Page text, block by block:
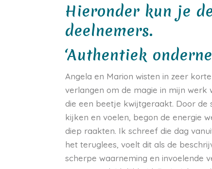
Hieronder kun je
deelnemers.
‘Authentiek
Angela en Marion wisten in zeer
verlangen om de magie in mijn werk
die een beetje kwijtgeraakt. Door de
kijken en voelen, begon de energie
diep raakten. Ik schreef die dag
het teruglees, voelt dit als de
scherpe waarneming en invoelende